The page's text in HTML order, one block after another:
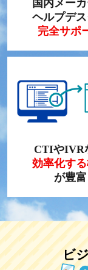
国内メー
ヘルプデ
完全サポ
CTIやIVR
効率化す
が豊富
ビ